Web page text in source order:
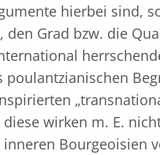
hierbei sind,
Grad bzw. die
wirken m. E.
Bourgeoisien